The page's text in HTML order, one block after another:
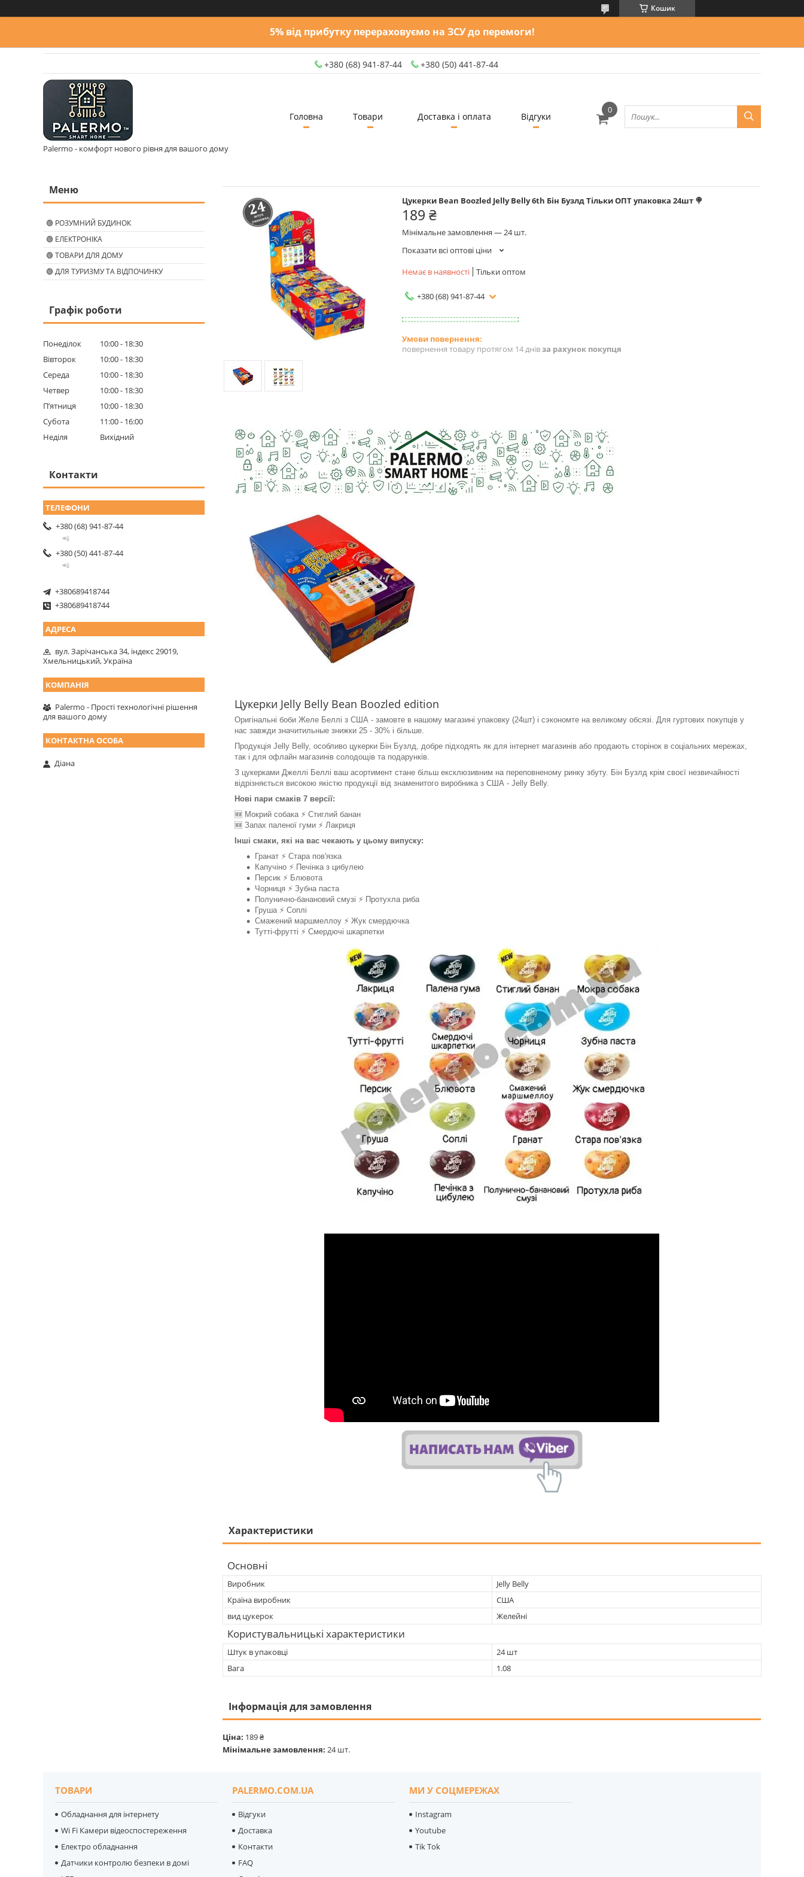
Кошик
5% від прибутку перераховуємо на ЗСУ до перемоги!
+380 (68) 941-87-44 +380 (50) 441-87-44
Palermo - комфорт нового рівня для вашого дому
Головна Товари Доставка і оплата Відгуки
Цукерки Bean Boozled Jelly Belly 6th Бін Бузлд Тільки ОПТ упаковка 24шт 🍭
189 ₴
Мінімальне замовлення — 24 шт.
Показати всі оптові ціни
Немає в наявності
Тільки оптом
+380 (68) 941-87-44
повернення товару протягом 14 днівза рахунок покупця
Цукерки Jelly Belly Bean Boozled edition
Оригінальні боби Желе Беллі з США - замовте в нашому магазині упаковку (24шт) і сэкономте на великому обсязі. Для гуртових покупців у
нас завжди значитильные знижки 25 - 30% і більше.
Продукція Jelly Belly, особливо цукерки Бін Бузлд, добре підходять як для інтернет магазинів або продають сторінок в соціальних мережах,
так і для офлайн магазинів солодощів та подарунків.
З цукерками Джеллі Беллі ваш асортимент стане більш ексклюзивним на переповненому ринку збуту. Бін Бузлд крім своєї незвичайності
відрізняється високою якістю продукції від знаменитого виробника з США - Jelly Belly.
Нові пари смаків 7 версії:
🆕 Мокрий собака ⚡️ Стиглий банан
🆕 Запах паленої гуми ⚡️ Лакриця
Інші смаки, які на вас чекають у цьому випуску:
Гранат ⚡️ Стара пов'язка
Капучіно ⚡️ Печінка з цибулею
Персик ⚡️ Блювота
Чорниця ⚡️ Зубна паста
Полунично-банановий смузі ⚡️ Протухла риба
Груша ⚡️ Соплі
Смажений маршмеллоу ⚡️ Жук смердючка
Тутті-фрутті ⚡️ Смердючі шкарпетки
Характеристики
Основні
Виробник
Jelly Belly
Країна виробник
США
вид цукерок
Желейні
Користувальницькі характеристики
Штук в упаковці
24 шт
Вага
1.08
Інформація для замовлення
Ціна: 189 ₴
Мінімальне замовлення: 24 шт.
🟢 РОЗУМНИЙ БУДИНОК
🟢 ЕЛЕКТРОНІКА
🟢 ТОВАРИ ДЛЯ ДОМУ
🟢 ДЛЯ ТУРИЗМУ ТА ВІДПОЧИНКУ
Графік роботи
Понеділок 10:00
18:30
Вівторок
10:00
18:30
Середа
10:00
18:30
Четвер
10:00
18:30
Пʼятниця
10:00
18:30
Субота
11:00
16:00
Неділя
Вихідний
Контакти
+380 (68) 941-87-44
📲
+380 (50) 441-87-44
📲
+380689418744
+380689418744
вул. Зарічанська 34, індекс 29019,
Хмельницький, Україна
Palermo - Прості технологічні рішення
для вашого дому
Діана
ТОВАРИ
Обладнання для інтернету
Wi Fi Камери відеоспостереження
Електро обладнання
Датчики контролю безпеки в домі
PALERMO.COM.UA
Відгуки
Доставка
Контакти
FAQ
МИ У СОЦМЕРЕЖАХ
Instagram
Youtube
Tik Tok